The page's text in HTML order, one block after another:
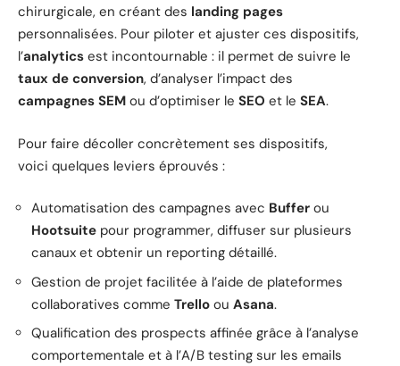
chirurgicale, en créant des landing pages
personnalisées. Pour piloter et ajuster ces dispositifs,
l’analytics est incontournable : il permet de suivre le
taux de conversion, d’analyser l’impact des
campagnes SEM ou d’optimiser le SEO et le SEA.
Pour faire décoller concrètement ses dispositifs,
voici quelques leviers éprouvés :
Automatisation des campagnes avec Buffer ou
Hootsuite pour programmer, diffuser sur plusieurs
canaux et obtenir un reporting détaillé.
Gestion de projet facilitée à l’aide de plateformes
collaboratives comme Trello ou Asana.
Qualification des prospects affinée grâce à l’analyse
comportementale et à l’A/B testing sur les emails